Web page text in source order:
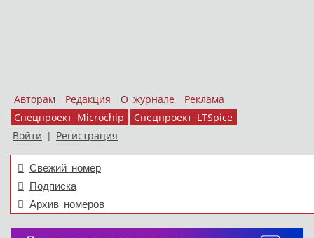
Авторам Редакция О журнале
Реклама
Спецпроект Microchip
Спецпроект LTSpice
Войти | Регистрация
Свежий номер
Подписка
Архив номеров